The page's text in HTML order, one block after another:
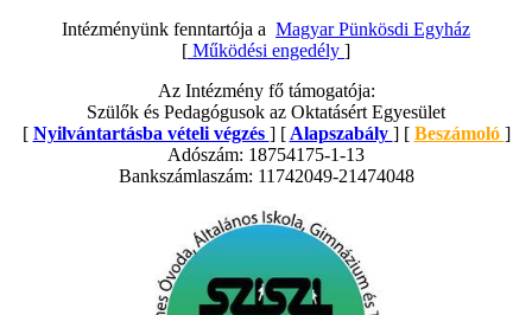
Intézményünk fenntartója a Magyar Pünkösdi Egyház
[ Működési engedély ]
Az Intézmény fő támogatója:
Szülők és Pedagógusok az Oktatásért Egyesület
[ Nyilvántartásba vételi végzés ] [ Alapszabály ] [ Beszámoló ]
Adószám: 18754175-1-13
Bankszámlaszám: 11742049-21474048